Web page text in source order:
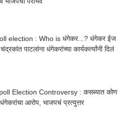
election : Who is धंगेकर...? धंगेकर ईज
पाटलांना धंगेकरांच्या कार्यकर्त्यांनी दिलं
Controversy : कसब्यात कोण
आरोप, भाजपचं प्रत्युत्तर